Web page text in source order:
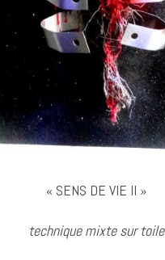
« SENS DE VIE II »
technique mixte sur toile